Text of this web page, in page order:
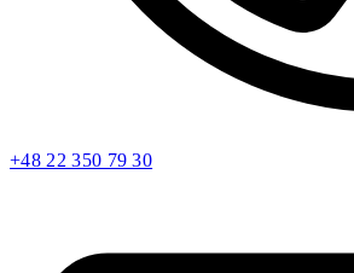
+48 22 350 79 30